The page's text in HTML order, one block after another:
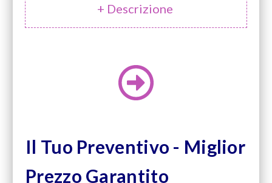
+ Descrizione
Il Tuo Preventivo - Miglior
Prezzo Garantito